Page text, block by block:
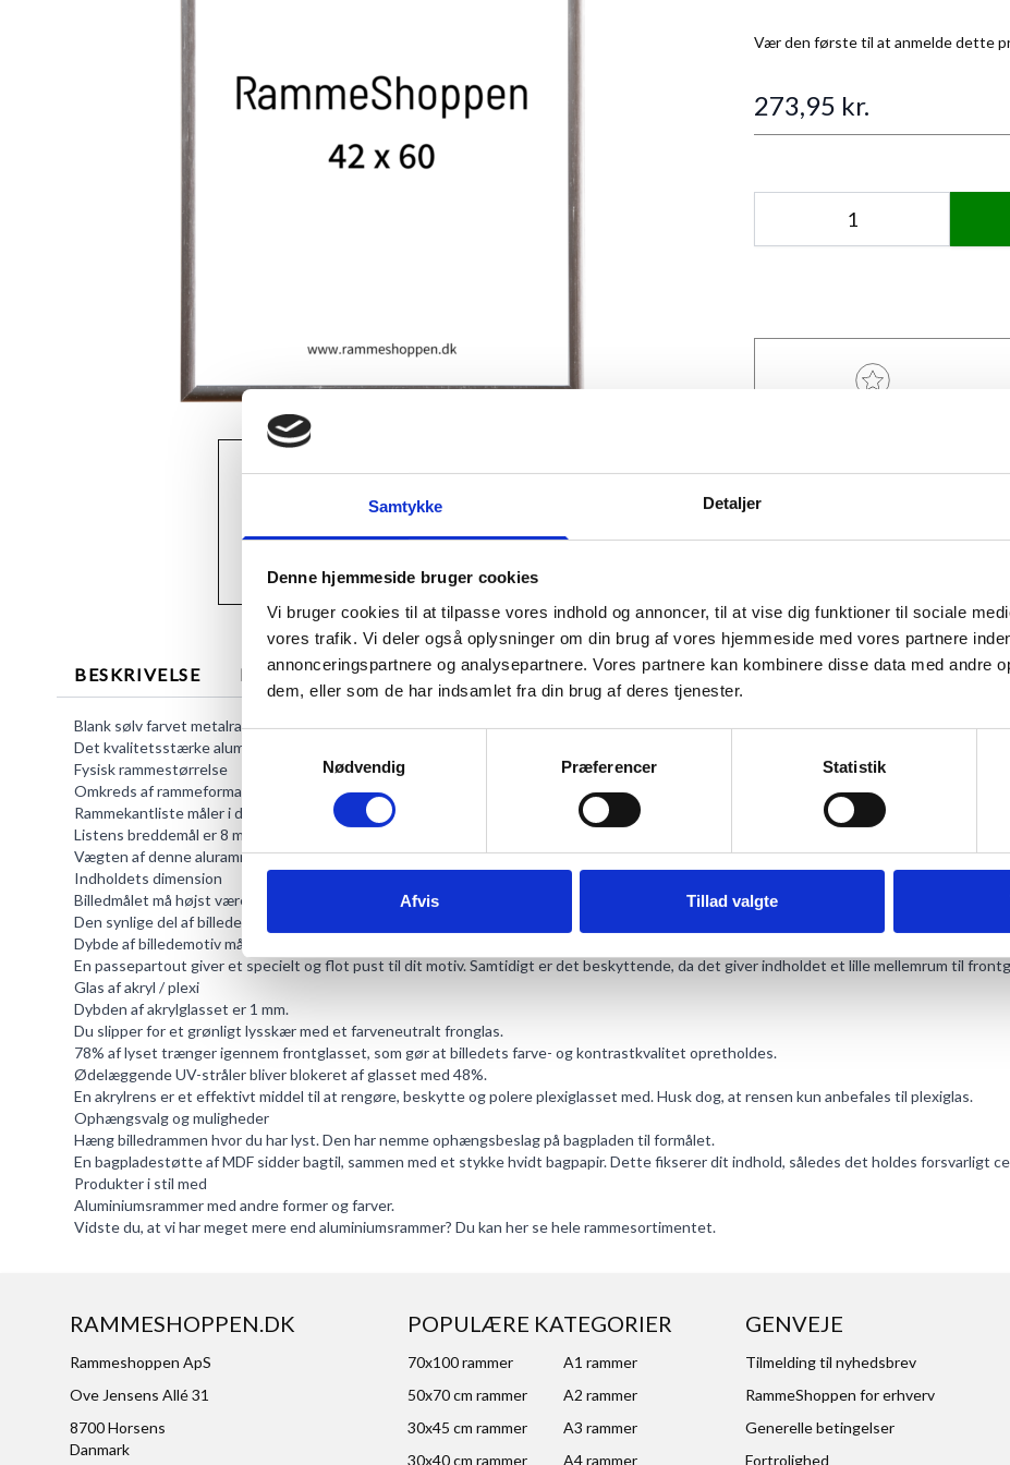
Samtykke Detaljer
Denne hjemmeside bruger cookies
Vi bruger cookies til at tilpasse vores indhold og annoncer, til at vise dig funktioner til sociale
vores trafik. Vi deler også oplysninger om din brug af vores hjemmeside med vores partnere
annonceringspartnere og analysepartnere. Vores partnere kan kombinere disse data med andre
dem, eller som de har indsamlet fra din brug af deres tjenester.
Nødvendig
Præferencer Statistik
Afvis Tillad valgte
View larger image
Vær den første til at anmelde dette
273,95 kr.
BESKRIVELSE MERE INFORMATION ANMELDELSER
Blank sølv farvet metalramme, som er en af vores mest populære rammetyper. Passer ind i alle stilarter.
Det kvalitetsstærke aluminium giver rammen en særdeles robust karakter, trods sine smalle udstrækning.
Fysisk rammestørrelse
Omkreds af rammeformatet set forfra er 40,0 x 60,0 cm.
Rammekantliste måler i dybden 21 mm.
Listens breddemål er 8 mm.
Vægten af denne aluramme er 1060 g.
Indholdets dimension
Billedmålet må højst være 40,0 x 60,0 cm.
Den synlige del af billedet, kaldet lysmålet, er 39,2 x 59,2 cm.
Dybde af billedemotiv må ikke være over 6 mm.
En passepartout giver et specielt og flot pust til dit motiv. Samtidigt er det beskyttende, da det giver indholdet et lille mellemrum til
Glas af akryl / plexi
Dybden af akrylglasset er 1 mm.
Du slipper for et grønligt lysskær med et farveneutralt fronglas.
78% af lyset trænger igennem frontglasset, som gør at billedets farve- og kontrastkvalitet opretholdes.
Ødelæggende UV-stråler bliver blokeret af glasset med 48%.
En akrylrens er et effektivt middel til at rengøre, beskytte og polere plexiglasset med. Husk dog, at rensen kun anbefales til plexiglas.
Ophængsvalg og muligheder
Hæng billedrammen hvor du har lyst. Den har nemme ophængsbeslag på bagpladen til formålet.
En bagpladestøtte af MDF sidder bagtil, sammen med et stykke hvidt bagpapir. Dette fikserer dit indhold, således det holdes forsvarligt
Produkter i stil med
Aluminiumsrammer med andre former og farver.
Vidste du, at vi har meget mere end aluminiumsrammer? Du kan her se helerammesortimentet.
RAMMESHOPPEN.DK
Rammeshoppen ApS
Ove Jensens Allé 31
8700 Horsens
Danmark
POPULÆRE KATEGORIER
70x100 rammer
A1 rammer
50x70 cm rammer
A2 rammer
30x45 cm rammer
A3 rammer
30x40 cm rammer
A4 rammer
GENVEJE
Tilmelding til nyhedsbrev
RammeShoppen for erhverv
Generelle betingelser
Fortrolighed